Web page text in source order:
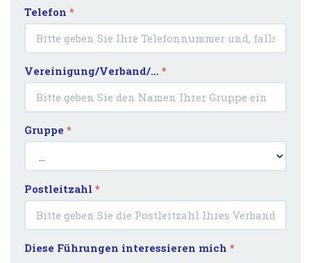
Telefon *
Vereinigung/Verband/… *
Gruppe *
Postleitzahl *
Diese Führungen interessieren mich *